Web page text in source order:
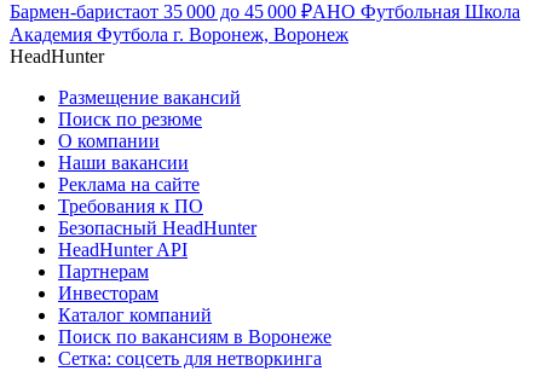
Бармен-баристаот 35 000 до 45 000 ₽АНО Футбольная Школа
Академия Футбола г. Воронеж, Воронеж
HeadHunter
Размещение вакансий
Поиск по резюме
О компании
Наши вакансии
Реклама на сайте
Требования к ПО
Безопасный HeadHunter
HeadHunter API
Партнерам
Инвесторам
Каталог компаний
Поиск по вакансиям в Воронеже
Сетка: соцсеть для нетворкинга